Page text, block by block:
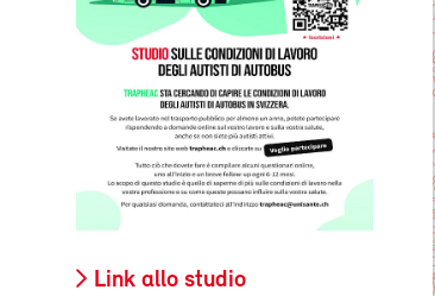
Link allo studio